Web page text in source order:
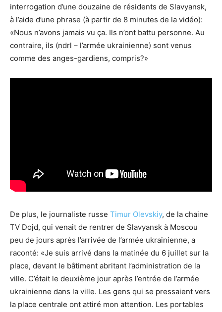
interrogation d’une douzaine de résidents de Slavyansk,
à l’aide d’une phrase (à partir de 8 minutes de la vidéo):
«Nous n’avons jamais vu ça. Ils n’ont battu personne. Au
contraire, ils (ndrl – l’armée ukrainienne) sont venus
comme des anges-gardiens, compris?»
De plus, le journaliste russe Timur Olevskiy, de la chaine
TV Dojd, qui venait de rentrer de Slavyansk à Moscou
peu de jours après l’arrivée de l’armée ukrainienne, a
raconté: «Je suis arrivé dans la matinée du 6 juillet sur la
place, devant le bâtiment abritant l’administration de la
ville. C’était le deuxième jour après l’entrée de l’armée
ukrainienne dans la ville. Les gens qui se pressaient vers
la place centrale ont attiré mon attention. Les portables